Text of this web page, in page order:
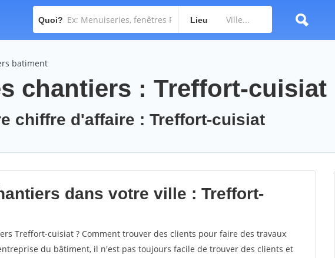
Quoi? Lieu
batiment
chantiers : Treffort-cuisiat
chiffre d'affaire : Treffort-cuisiat
dans votre ville : Treffort-
Treffort-cuisiat ? Comment trouver des clients pour faire des travaux
du bâtiment, il n'est pas toujours facile de trouver des clients et